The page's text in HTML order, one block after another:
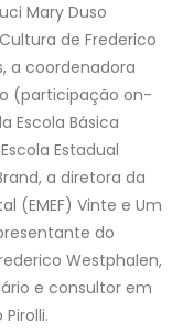
Mary Duso
de Frederico
a coordenadora
(participação on-
Escola Básica
Estadual
a diretora da
(EMEF) Vinte e Um
do
Westphalen,
e consultor em